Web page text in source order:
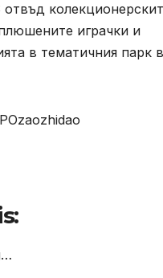
отвъд
играчки и
в тематичния парк